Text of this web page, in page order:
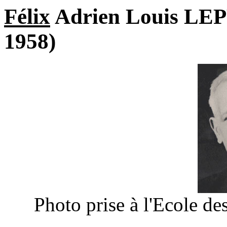
FélixAdrien Louis
1958)
Photo prise à l'Ecole